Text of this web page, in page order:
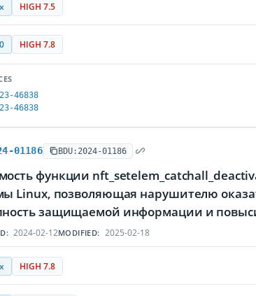
HIGH 7.5
HIGH 7.8
46838
46838
01186 BDU:2024-01186
функции
Linux, позволяющая нарушителю
защищаемой информации и
2024-02-12MODIFIED: 2025-02-18
HIGH 7.8